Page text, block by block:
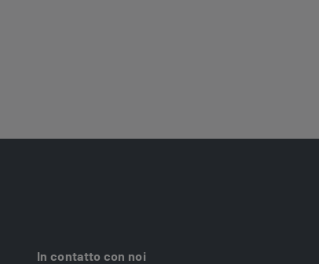
In contatto con noi